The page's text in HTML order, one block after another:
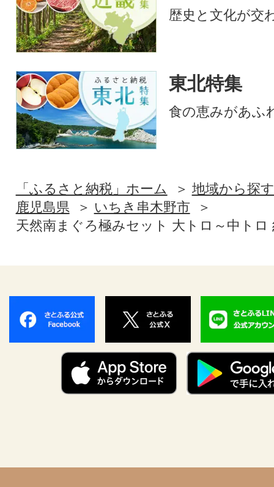
歴史と文化が交
東北特集
食の恵みがあふ
「ふるさと納税」ホーム
地域から探す
鹿児島県
いちき串木野市
天然南まぐろ極みセット 大トロ～中トロ